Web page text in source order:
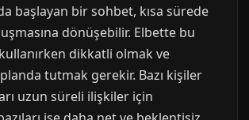
başlayan bir sohbet, kısa sürede
dönüşebilir. Elbette bu
dikkatli olmak ve
tutmak gerekir. Bazı kişiler
uzun süreli ilişkiler için